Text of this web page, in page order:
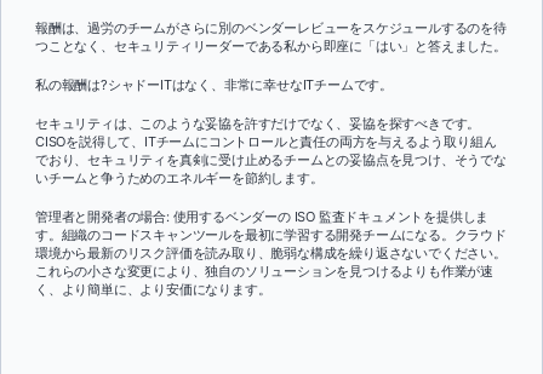
報酬は、過労のチームがさらに別のベンダーレビューをスケジュールするのを待
つことなく、セキュリティリーダーである私から即座に「はい」と答えました。
私の報酬は?シャドーITはなく、非常に幸せなITチームです。
セキュリティは、このような妥協を許すだけでなく、妥協を探すべきです。
CISOを説得して、ITチームにコントロールと責任の両方を与えるよう取り組ん
でおり、セキュリティを真剣に受け止めるチームとの妥協点を見つけ、そうでな
いチームと争うためのエネルギーを節約します。
管理者と開発者の場合: 使用するベンダーの ISO 監査ドキュメントを提供しま
す。組織のコードスキャンツールを最初に学習する開発チームになる。クラウド
環境から最新のリスク評価を読み取り、脆弱な構成を繰り返さないでください。
これらの小さな変更により、独自のソリューションを見つけるよりも作業が速
く、より簡単に、より安価になります。